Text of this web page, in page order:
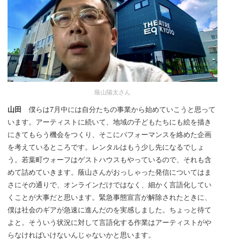
蔭山陽太さん
山田 僕らは7月中には自分たちの事業から始めていこうと思って
います。アーティストに続いて、地域の子どもたちにも絵を描き
にきてもらう機会をつくり、そこにパフォーマンスを絡めた企画
を考えているところです。レンタルはもう少し先になるでしょ
う。若葉町ウォーフはゲストハウスもやっているので、それも含
めて詰めていきます。蔭山さんがおっしゃった発信についてはま
さにその通りで、オンラインだけではなく、細かく言語化してい
くことが大事だと思います。緊急事態宣言が解除されたときに、
僕は社会のギアが急速に進んだのを実感しました。ちょっと待て
よと。そういう状況に対して言語化する作業はアーティストがや
らなければいけないんじゃないかと思います。